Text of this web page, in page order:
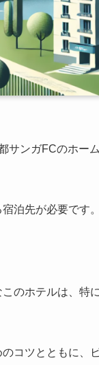
サンガFCのホー
泊先が必要です。
のホテルは、特
コツとともに、